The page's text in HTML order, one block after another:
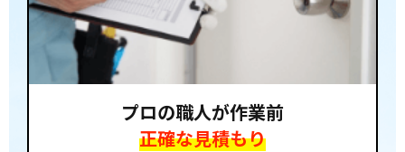
プロの職人が作業前
正確な見積もり